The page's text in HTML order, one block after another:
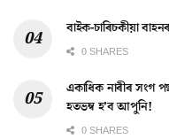
বাইক-চাৰিচকীয়া
0 SHARES
একাধিক নাৰীৰ সংগ
হতভম্ব হ’ব আপুনি!
0 SHARES